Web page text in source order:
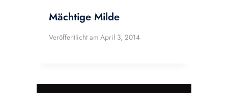
Mächtige Milde
Veröffentlicht am April 3, 2014